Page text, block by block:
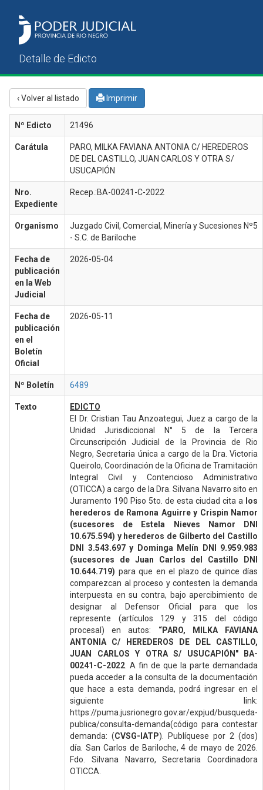
‹ Volver al listado Imprimir
Nº Edicto 21496
Carátula
PARO, MILKA FAVIANA ANTONIA C/ HEREDEROS
DE DEL CASTILLO, JUAN CARLOS Y OTRA S/
USUCAPIÓN
Nro.
Expediente
Recep.:BA-00241-C-2022
Organismo
Juzgado Civil, Comercial, Minería y Sucesiones Nº5
- S.C. de Bariloche
Fecha de
publicación
en la Web
Judicial
2026-05-04
Fecha de
publicación
en el
Boletín
Oficial
2026-05-11
Nº Boletín 6489
Texto
EDICTO
El Dr. Cristian Tau Anzoategui, Juez a cargo de la
Unidad Jurisdiccional N° 5 de la Tercera
Circunscripción Judicial de la Provincia de Rio
Negro, Secretaria única a cargo de la Dra. Victoria
Queirolo, Coordinación de la Oficina de Tramitación
Integral Civil y Contencioso Administrativo
(OTICCA) a cargo de la Dra. Silvana Navarro sito en
Juramento 190 Piso 5to. de esta ciudad cita a los
herederos de Ramona Aguirre y Crispin Namor
(sucesores de Estela Nieves Namor DNI
10.675.594) y herederos de Gilberto del Castillo
DNI 3.543.697 y Dominga Melín DNI 9.959.983
(sucesores de Juan Carlos del Castillo DNI
10.644.719) para que en el plazo de quince días
comparezcan al proceso y contesten la demanda
interpuesta en su contra, bajo apercibimiento de
designar al Defensor Oficial para que los
represente (artículos 129 y 315 del código
procesal) en autos: “PARO, MILKA FAVIANA
ANTONIA C/ HEREDEROS DE DEL CASTILLO,
JUAN CARLOS Y OTRA S/ USUCAPIÓN" BA-
00241-C-2022. A fin de que la parte demandada
pueda acceder a la consulta de la documentación
que hace a esta demanda, podrá ingresar en el
siguiente link:
https://puma.jusrionegro.gov.ar/expjud/busqueda-
publica/consulta-demanda(código para contestar
demanda: (CVSG-IATP). Publíquese por 2 (dos)
día. San Carlos de Bariloche, 4 de mayo de 2026.
Fdo. Silvana Navarro, Secretaria Coordinadora
OTICCA.